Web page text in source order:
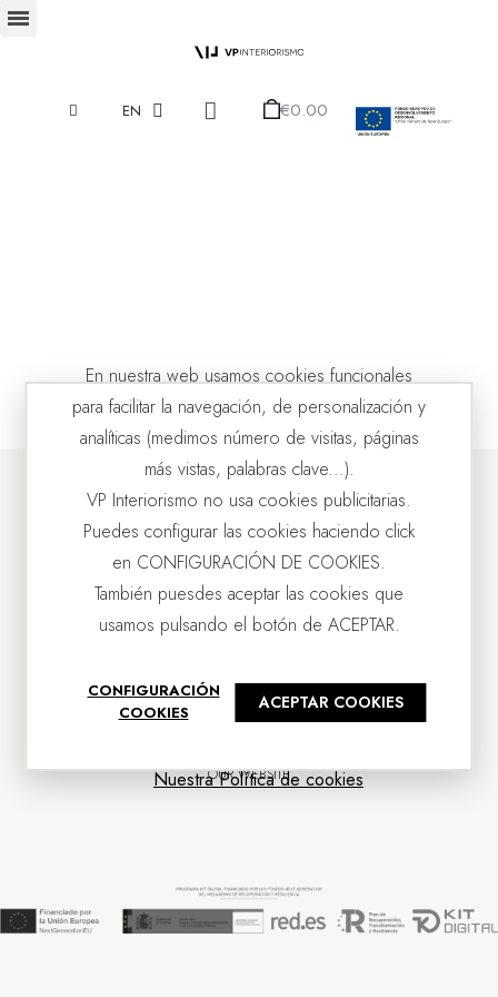
EN €0.00
OUR COMPANY
CUSTOMER SERVICE
OUR WEBSITE
En nuestra web usamos cookies funcionales
para facilitar la navegación, de personalización y
analíticas (medimos número de visitas, páginas
más vistas, palabras clave...).
VP Interiorismo no usa cookies publicitarias.
Puedes configurar las cookies haciendo click
en CONFIGURACIÓN DE COOKIES.
También puesdes aceptar las cookies que
usamos pulsando el botón de ACEPTAR.
CONFIGURACIÓN
COOKIES
ACEPTAR COOKIES
Nuestra Política de cookies